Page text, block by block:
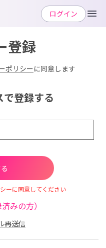
登録
ポリシーに同意します
で登録する
ーに同意してください
みの方）
再送信
ログイン